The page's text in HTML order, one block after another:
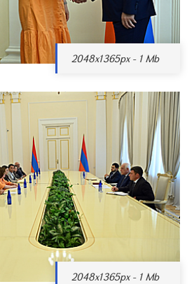
2048x1365px - 1 Mb
2048x1365px - 1 Mb